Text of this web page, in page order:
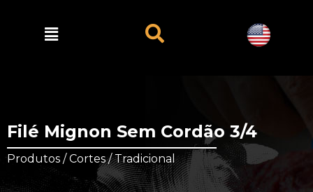
Filé Mignon Sem Cordão 3/4
Produtos / Cortes / Tradicional